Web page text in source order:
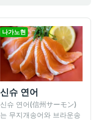
나가노현
신슈 연어
신슈 연어(信州サーモン)
는 무지개송어와 브라운송